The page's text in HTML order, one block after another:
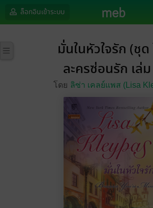
ล็อกอินเข้าระบบ
มั่นในหัวใจรัก (ชุด
ละครซ่อนรัก เล่
โดย ลิซ่า เคลย์แพส (Lisa